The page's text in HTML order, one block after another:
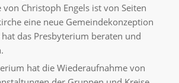
von Christoph Engels ist von Seiten
eine neue Gemeindekonzeption
das Presbyterium beraten und
hat die Wiederaufnahme von